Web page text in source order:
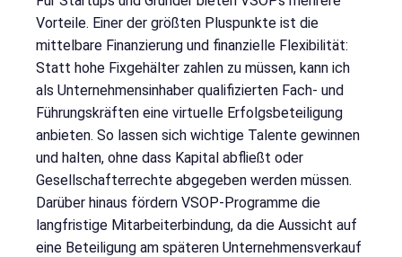
Vorteile. Einer der größten Pluspunkte ist die
mittelbare Finanzierung und finanzielle Flexibilität:
Statt hohe Fixgehälter zahlen zu müssen, kann ich
als Unternehmensinhaber qualifizierten Fach- und
Führungskräften eine virtuelle Erfolgsbeteiligung
anbieten. So lassen sich wichtige Talente gewinnen
und halten, ohne dass Kapital abfließt oder
Gesellschafterrechte abgegeben werden müssen.
Darüber hinaus fördern VSOP-Programme die
langfristige Mitarbeiterbindung, da die Aussicht auf
eine Beteiligung am späteren Unternehmensverkauf